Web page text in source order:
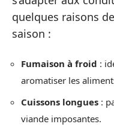
quelques raisons
saison :
Fumaison à froid :
aromatiser les
Cuissons longues :
viande imposantes.